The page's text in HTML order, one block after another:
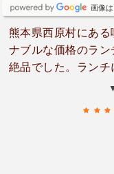
画像
熊本県西原村にあ
ナブルな価格のラ
絶品でした。ラン
てきます。別メニ